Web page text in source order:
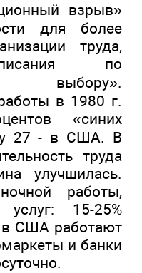
взрыв»
для более
труда,
по
выбору».
в 1980 г.
«синих
у 27 - в США. В
труда
улучшилась.
работы,
15-25%
в США работают
и банки